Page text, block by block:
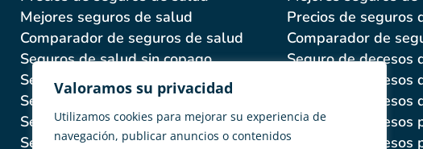
Valoramos su privacidad
Utilizamos cookies para mejorar su experiencia de
navegación, publicar anuncios o contenidos
Mejores seguros de salud
Comparador de seguros de salud
Seguros de salud sin copago
Seguros de salud con copago
Seguro de salud colectivo
Seguro de salud para mayores
Seguro de salud para embarazadas
Precios de seguros
Comparador de
Seguro de decesos
Seguro de
Seguro de
Seguro de decesos
Seguro de decesos